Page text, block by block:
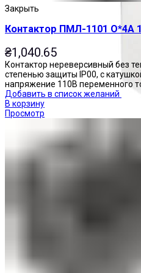
Закрыть
Контактор ПМЛ-1101 О*4А
₴1,040.65
Контактор нереверсивный без
степенью защиты IP00, с
напряжение 110В переменного
Добавить в список желаний
В корзину
Просмотр